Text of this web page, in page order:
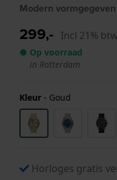
Modern
299,- Incl 21% btw
● Op voorraad
in Rotterdam
Kleur - Goud
Horloges gratis